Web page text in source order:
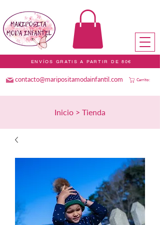
Carrito:
contacto@maripositamodainfantil.com
ENVÍOS GRATIS A PARTIR DE 80€
Inicio > Tienda